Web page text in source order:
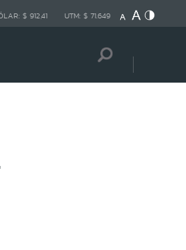
$ 912,41 UTM: $ 71.649